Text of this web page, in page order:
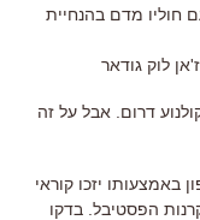
עם חוליו מדם בהנחיית
דרום. אבל על זה
באמצעותו יזכו קוראי
להקרנות הפסטיבל. בדקו